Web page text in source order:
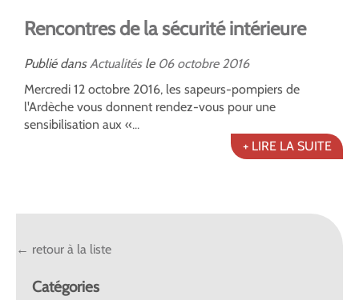
Rencontres de la sécurité intérieure
Publié dans Actualitésle 06 octobre 2016
Mercredi 12 octobre 2016, les sapeurs-pompiers de
l'Ardèche vous donnent rendez-vous pour une
sensibilisation aux «...
+ LIRE LA SUITE
← retour à la liste
Catégories